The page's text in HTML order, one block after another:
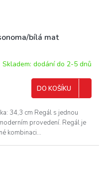
bílá mat
Skladem: dodání do 2-5 dnů
DO KOŠÍKU
34,3 cm Regál s jednou
provedení. Regál je
kombinaci...